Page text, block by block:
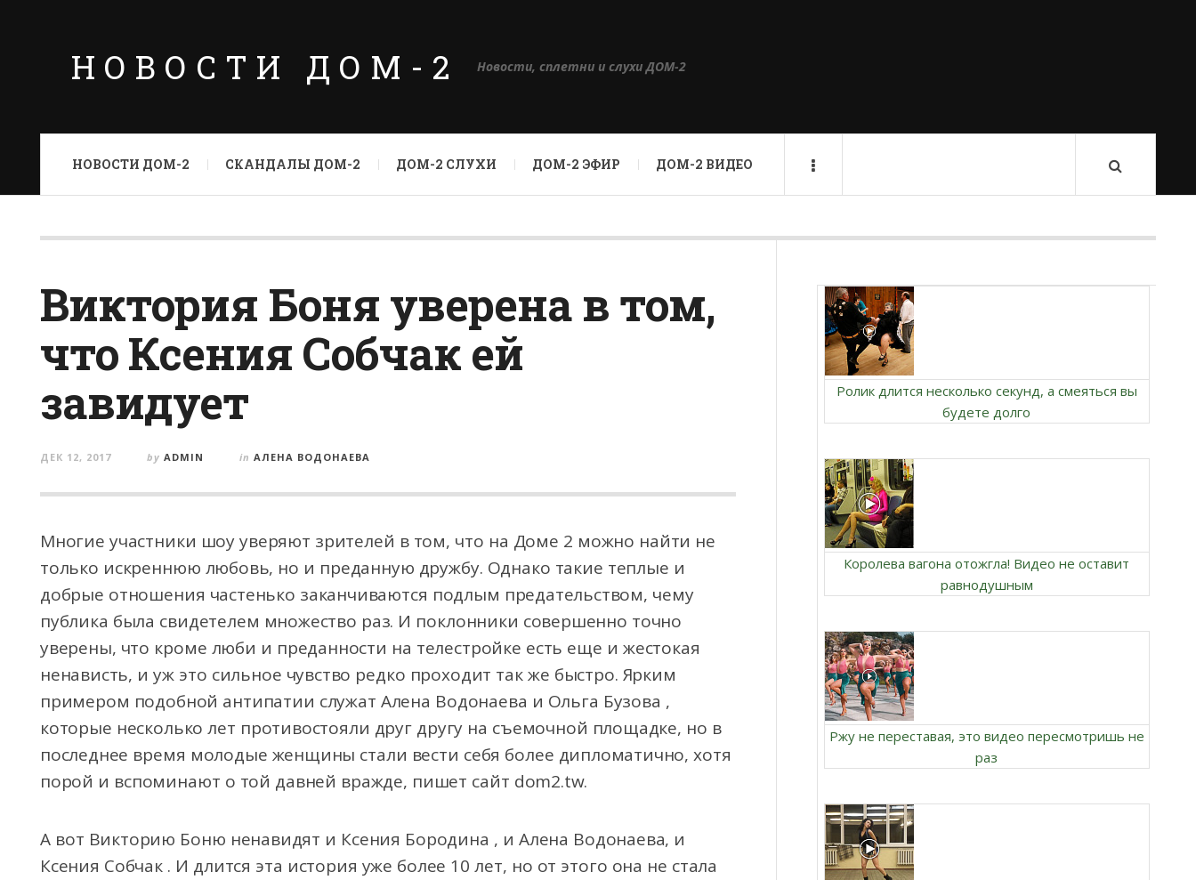
НОВОСТИ ДОМ-2 Новости, сплетни и слухи ДОМ-2
НОВОСТИ ДОМ-2 СКАНДАЛЫ ДОМ-2 ДОМ-2 СЛУХИ ДОМ-2 ЭФИР ДОМ-2 ВИДЕО
Виктория Боня уверена в том,
что Ксения Собчак ей
завидует
ДЕК 12, 2017 by ADMIN in АЛЕНА ВОДОНАЕВА
Многие участники шоу уверяют зрителей в том, что на Доме 2 можно найти не
только искреннюю любовь, но и преданную дружбу. Однако такие теплые и
добрые отношения частенько заканчиваются подлым предательством, чему
публика была свидетелем множество раз. И поклонники совершенно точно
уверены, что кроме люби и преданности на телестройке есть еще и жестокая
ненависть, и уж это сильное чувство редко проходит так же быстро. Ярким
примером подобной антипатии служат Алена Водонаева и Ольга Бузова ,
которые несколько лет противостояли друг другу на съемочной площадке, но в
последнее время молодые женщины стали вести себя более дипломатично, хотя
порой и вспоминают о той давней вражде, пишет сайт dom2.tw.
А вот Викторию Боню ненавидят и Ксения Бородина , и Алена Водонаева, и
Ксения Собчак . И длится эта история уже более 10 лет, но от этого она не стала
Ролик длится несколько секунд, а смеяться вы
будете долго
Королева вагона отожгла! Видео не оставит
равнодушным
Ржу не переставая, это видео пересмотришь не
раз